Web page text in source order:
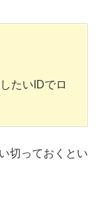
たいIDでロ
切っておくとい